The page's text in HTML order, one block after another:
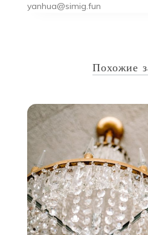
yanhua@simig.fun
Похожие